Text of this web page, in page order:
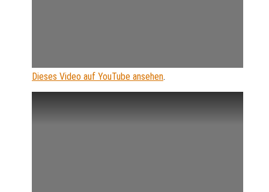
Dieses Video auf YouTube ansehen.